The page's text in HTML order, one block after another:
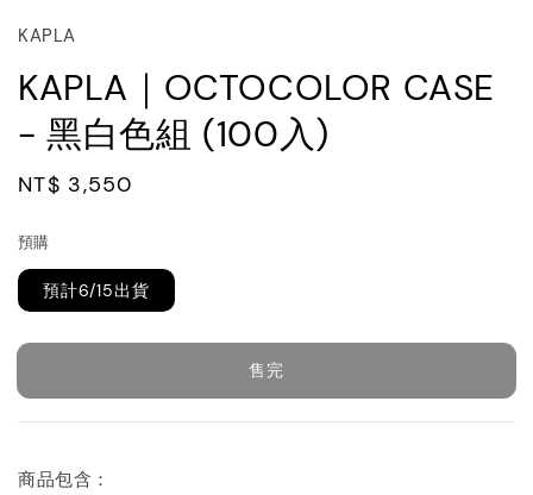
KAPLA
KAPLA｜OCTOCOLOR CASE
- 黑白色組 (100入)
Regular
NT$ 3,550
預購
預計6/15出貨
售完
商品包含：